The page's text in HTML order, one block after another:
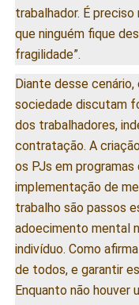
trabalhador. É
que ninguém fique
fragilidade”.
Diante desse
sociedade discutam
dos trabalhadores,
contratação. A
os PJs em
implementação de
trabalho são passos
adoecimento mental
indivíduo. Como
de todos, e garantir
Enquanto não houver